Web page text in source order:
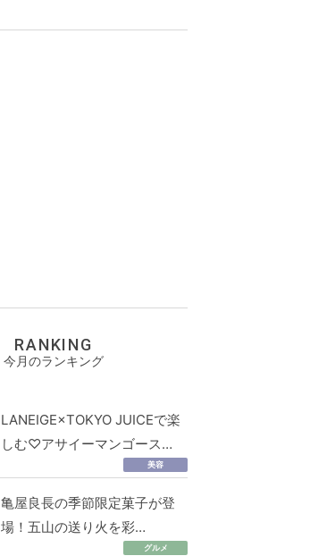
RANKING
今月のランキング
LANEIGE×TOKYO JUICEで楽
しむ♡アサイーマンゴース…
美容
亀屋良長の季節限定菓子が登
場！五山の送り火を彩…
グルメ